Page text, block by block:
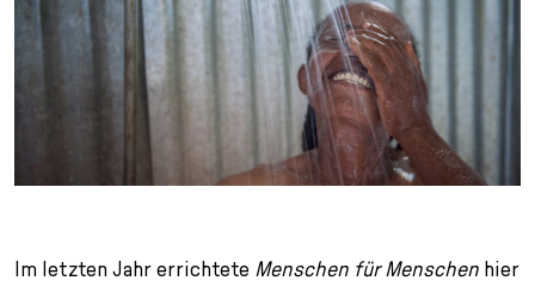
Im letzten Jahr errichtete Menschen für Menschen hier